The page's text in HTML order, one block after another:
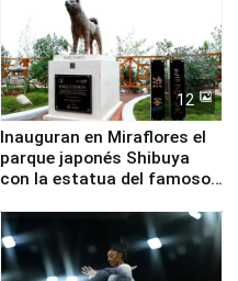
12
Inauguran en Miraflores el
parque japonés Shibuya
con la estatua del famoso